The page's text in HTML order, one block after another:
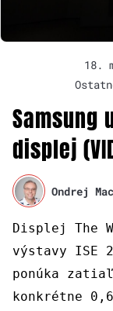
18.
Samsung
displej
Ondrej
Displej The
výstavy ISE
ponúka
konkrétne